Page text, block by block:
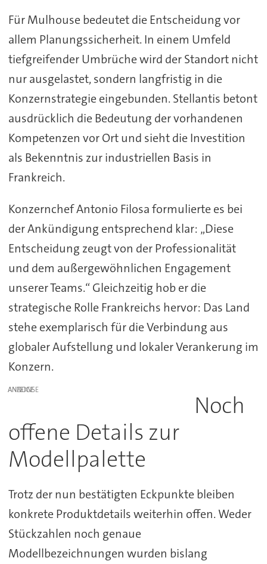
Für Mulhouse bedeutet die Entscheidung vor
allem Planungssicherheit. In einem Umfeld
tiefgreifender Umbrüche wird der Standort nicht
nur ausgelastet, sondern langfristig in die
Konzernstrategie eingebunden. Stellantis betont
ausdrücklich die Bedeutung der vorhandenen
Kompetenzen vor Ort und sieht die Investition
als Bekenntnis zur industriellen Basis in
Frankreich.
Konzernchef Antonio Filosa formulierte es bei
der Ankündigung entsprechend klar: „Diese
Entscheidung zeugt von der Professionalität
und dem außergewöhnlichen Engagement
unserer Teams.“ Gleichzeitig hob er die
strategische Rolle Frankreichs hervor: Das Land
stehe exemplarisch für die Verbindung aus
globaler Aufstellung und lokaler Verankerung im
Konzern.
ANZEIGE
Noch
offene Details zur
Modellpalette
Trotz der nun bestätigten Eckpunkte bleiben
konkrete Produktdetails weiterhin offen. Weder
Stückzahlen noch genaue
Modellbezeichnungen wurden bislang